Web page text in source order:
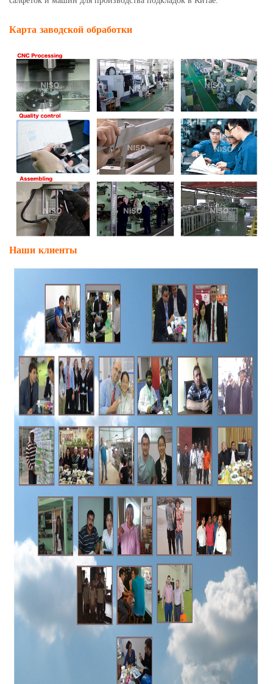
Карта заводской обработки
Наши клиенты